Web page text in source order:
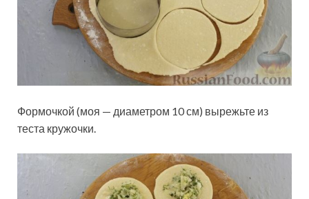
Формочкой (моя — диаметром 10 см) вырежьте из
теста кружочки.